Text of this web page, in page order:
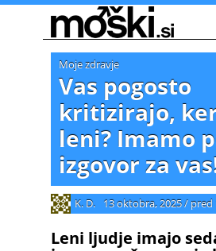
Moje zdravje
Vas pogosto
kritizirajo,
leni? Imamo
izgovor za
K. D. 13 oktobra, 2025/ pred
Leni ljudje imajo